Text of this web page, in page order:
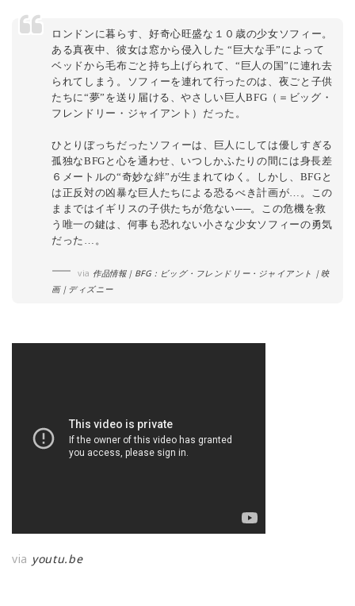
ロンドンに暮らす、好奇心旺盛な１０歳の少女ソフィー。
ある真夜中、彼女は窓から侵入した “巨大な手”によって
ベッドから毛布ごと持ち上げられて、“巨人の国”に連れ去
られてしまう。ソフィーを連れて行ったのは、夜ごと子供
たちに“夢”を送り届ける、やさしい巨人BFG（＝ビッグ・
フレンドリー・ジャイアント）だった。
ひとりぼっちだったソフィーは、巨人にしては優しすぎる
孤独なBFGと心を通わせ、いつしかふたりの間には身長差
６メートルの“奇妙な絆”が生まれてゆく。しかし、BFGと
は正反対の凶暴な巨人たちによる恐るべき計画が…。この
ままではイギリスの子供たちが危ない──。この危機を救
う唯一の鍵は、何事も恐れない小さな少女ソフィーの勇気
だった…。
via 作品情報｜BFG：ビッグ・フレンドリー・ジャイアント｜映
画｜ディズニー
via youtu.be